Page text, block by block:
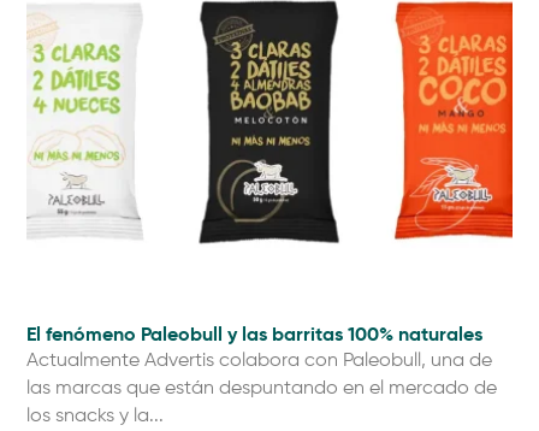
El fenómeno Paleobull y las barritas 100% naturales
Actualmente Advertis colabora con Paleobull, una de
las marcas que están despuntando en el mercado de
los snacks y la...